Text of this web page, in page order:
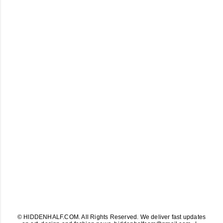
© HIDDENHALF.COM. All Rights Reserved. We deliver fast updates